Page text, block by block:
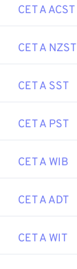
CET A ACST
CET A NZST
CET A SST
CET A PST
CET A WIB
CET A ADT
CET A WIT